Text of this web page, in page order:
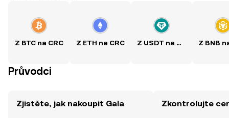
Z BTC na CRC Z ETH na CRC Z USDT na CRC
Průvodci
Zjistěte, jak nakoupit Gala Zkontrolujte